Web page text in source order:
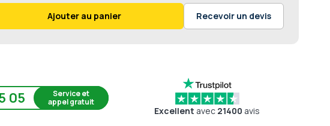
Ajouter au panier Recevoir un devis
05
Service et
appel gratuit
Excellent avec 21400 avis